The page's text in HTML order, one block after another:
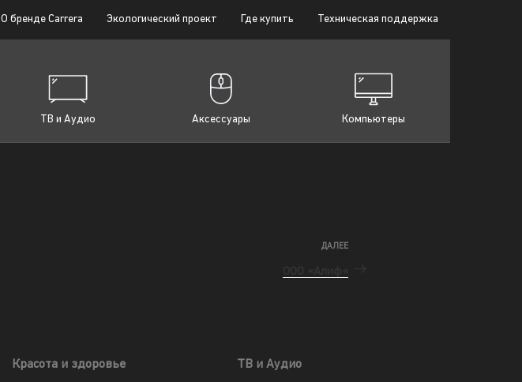
О бренде Carrera Экологический проект Где купить Техническая поддержка
ТВ и Аудио Аксессуары Компьютеры
ДАЛЕЕ
Красота и здоровье ТВ и Аудио